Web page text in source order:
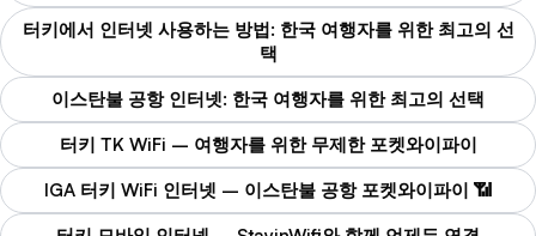
터키에서 인터넷 사용하는 방법: 한국 여행자를 위한 최고의 선
택
이스탄불 공항 인터넷: 한국 여행자를 위한 최고의 선택
터키 TK WiFi – 여행자를 위한 무제한 포켓와이파이
IGA 터키 WiFi 인터넷 – 이스탄불 공항 포켓와이파이 📶